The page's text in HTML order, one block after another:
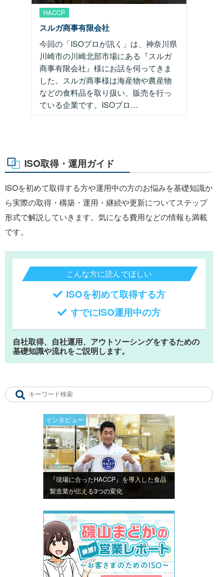
HACCP
スルガ商事有限会社
今回の「ISOプロが訊く」は、神奈川県
川崎市の川崎北部市場にある『スルガ
商事有限会社』様にお話を伺ってきま
した。スルガ商事様は海産物や農産物
などの食料品を取り扱い、販売を行っ
ている企業です。ISOプロ…
ISO取得・運用ガイド
ISOを初めて取得する方や運用中の方のお悩みを基礎知識か
ら実際の取得・構築・運用・継続や更新についてステップ
形式で解説していきます。気になる費用などの情報も満載
です。
こんな方に読んでほしい
ISOを初めて取得する方
すでにISO運用中の方
自社取得、自社運用、アウトソーシングをするための
基礎知識や流れをご説明します。
インタビュー
『現場に合ったHACCP』を導入した食品
製造業が伝える3つの変化